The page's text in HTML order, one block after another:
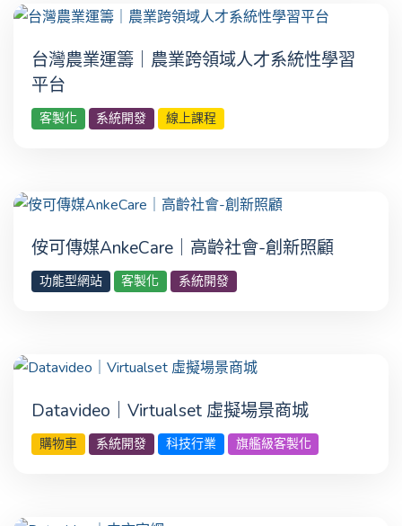
台灣農業運籌｜農業跨領域人才系統性學習
平台
客製化 系統開發 線上課程
侒可傳媒AnkeCare｜高齡社會-創新照顧
功能型網站 客製化 系統開發
Datavideo｜Virtualset 虛擬場景商城
購物車 系統開發 科技行業 旗艦級客製化